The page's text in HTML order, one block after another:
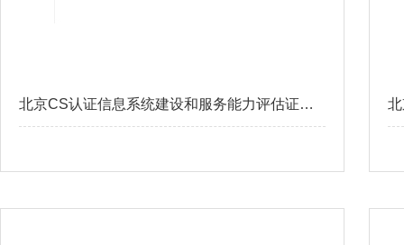
北京CS认证信息系统建设和服务能力评估证书查询